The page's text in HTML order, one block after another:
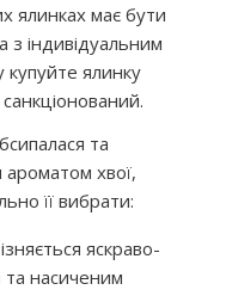
ялинках має бути
з індивідуальним
ялинку
та
хвої,
її вибрати:
яскраво-
насиченим